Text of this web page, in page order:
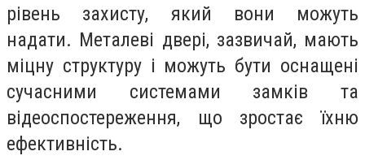
рівень захисту, який вони можуть
надати. Металеві двері, зазвичай, мають
міцну структуру і можуть бути оснащені
сучасними системами замків та
відеоспостереження, що зростає їхню
ефективність.